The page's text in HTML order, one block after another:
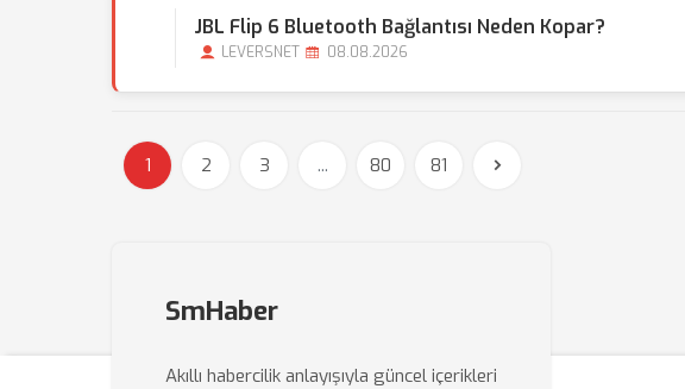
JBL Flip 6 Bluetooth Bağlantısı Neden Kopar?
LEVERSNET 08.08.2026
1 2 3 ... 80 81
SmHaber
Akıllı habercilik anlayışıyla güncel içerikleri